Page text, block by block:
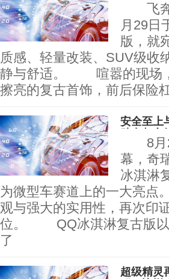
飞奔
月29日
版，就
质感、轻量改装、SUV级收
静与舒适。 喧嚣的现场，
擦亮的复古首饰，前后保险
安全至上
8月
幕，奇
冰淇淋
为微型车赛道上的一大亮点
观与强大的实用性，再次印
位。 QQ冰淇淋复古版以
了
超级精灵